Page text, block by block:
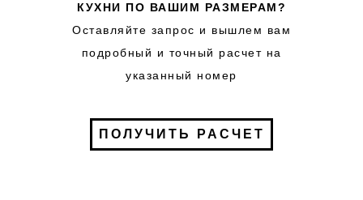
ПОЛУЧИТЬ РАСЧЕТ
КУХНИ ПО ВАШИМ РАЗМЕРАМ?
Оставляйте запрос и вышлем вам
подробный и точный расчет на
указанный номер